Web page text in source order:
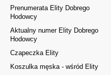
Prenumerata Elity Dobrego
Hodowcy
Aktualny numer Elity Dobrego
Hodowcy
Czapeczka Elity
Koszulka męska - wśród Elity